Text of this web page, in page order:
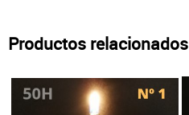
Productos relacionados